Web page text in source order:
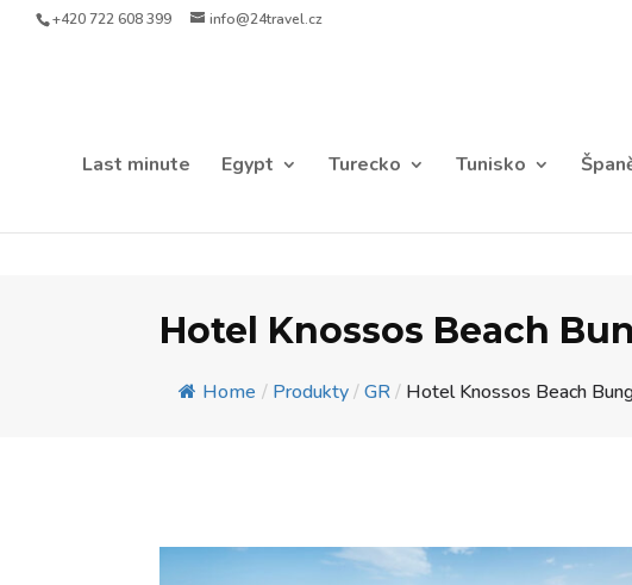
+420 722 608 399 info@24travel.cz
Last minute Egypt Turecko Tunisko
Hotel Knossos Beach
Home / Produkty / GR / Hotel Knossos Beach